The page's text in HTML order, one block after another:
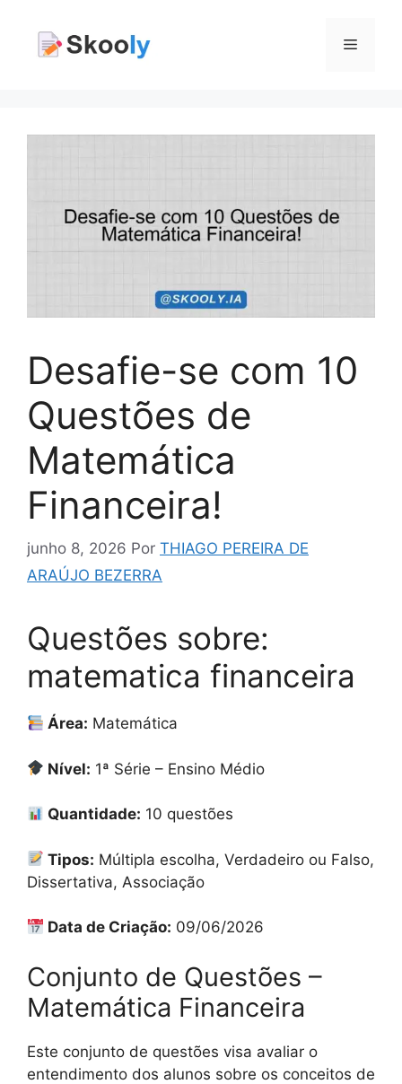
Menu
Desafie-se com 10
Questões de
Matemática
Financeira!
junho 8, 2026 Por THIAGO PEREIRA DE
ARAÚJO BEZERRA
Questões sobre:
matematica financeira
Área: Matemática
Nível: 1ª Série – Ensino Médio
Quantidade: 10 questões
Tipos: Múltipla escolha, Verdadeiro ou Falso,
Dissertativa, Associação
Data de Criação: 09/06/2026
Conjunto de Questões –
Matemática Financeira
Este conjunto de questões visa avaliar o
entendimento dos alunos sobre os conceitos de